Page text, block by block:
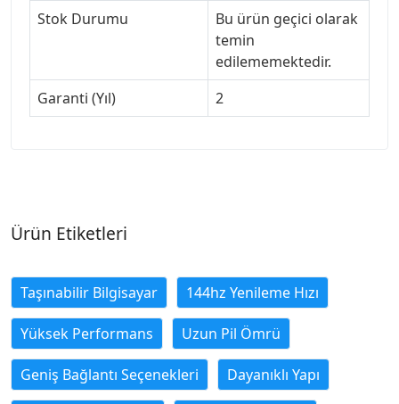
Stok Durumu
Bu ürün geçici olarak
temin
edilememektedir.
Garanti (Yıl)
2
Ürün Etiketleri
Taşınabilir Bilgisayar 144hz Yenileme Hızı
Yüksek Performans Uzun Pil Ömrü
Geniş Bağlantı Seçenekleri Dayanıklı Yapı